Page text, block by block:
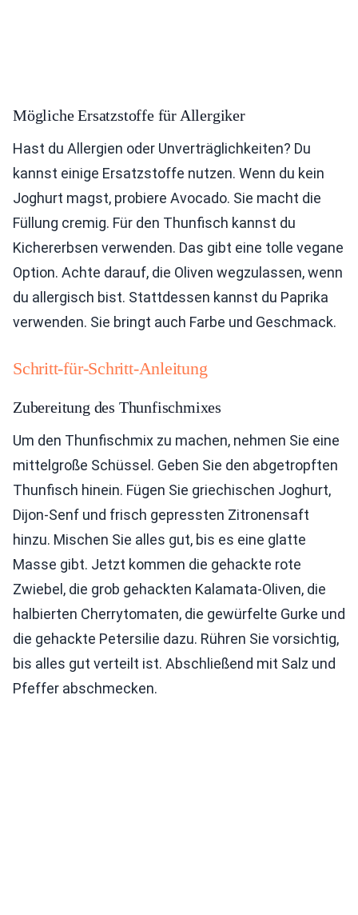
Mögliche Ersatzstoffe für Allergiker
Hast du Allergien oder Unverträglichkeiten? Du
kannst einige Ersatzstoffe nutzen. Wenn du kein
Joghurt magst, probiere Avocado. Sie macht die
Füllung cremig. Für den Thunfisch kannst du
Kichererbsen verwenden. Das gibt eine tolle vegane
Option. Achte darauf, die Oliven wegzulassen, wenn
du allergisch bist. Stattdessen kannst du Paprika
verwenden. Sie bringt auch Farbe und Geschmack.
Schritt-für-Schritt-Anleitung
Zubereitung des Thunfischmixes
Um den Thunfischmix zu machen, nehmen Sie eine
mittelgroße Schüssel. Geben Sie den abgetropften
Thunfisch hinein. Fügen Sie griechischen Joghurt,
Dijon-Senf und frisch gepressten Zitronensaft
hinzu. Mischen Sie alles gut, bis es eine glatte
Masse gibt. Jetzt kommen die gehackte rote
Zwiebel, die grob gehackten Kalamata-Oliven, die
halbierten Cherrytomaten, die gewürfelte Gurke und
die gehackte Petersilie dazu. Rühren Sie vorsichtig,
bis alles gut verteilt ist. Abschließend mit Salz und
Pfeffer abschmecken.